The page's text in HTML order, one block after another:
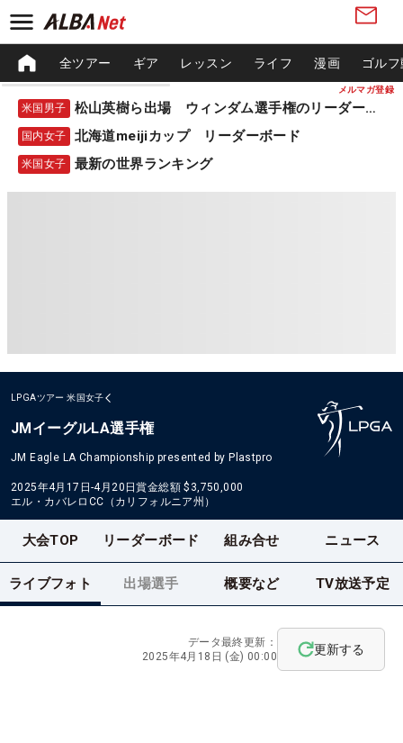
メルマガ登録
全ツアー ギア レッスン ライフ 漫画 ゴル
米国男子 松山英樹ら出場 ウィンダム選手権のリーダーボード
国内女子 北海道meijiカップ リーダーボード
米国女子 最新の世界ランキング
LPGAツアー 米国女子
JMイーグルLA選手権
JM Eagle LA Championship presented by Plastpro
2025年4月17日-4月20日賞金総額 $3,750,000
エル・カバレロCC（カリフォルニア州）
大会TOP リーダーボード 組み合せ ニュース
ライブフォト 出場選手 概要など TV放送予定
データ最終更新：
2025年4月18日 (金) 00:00
更新する